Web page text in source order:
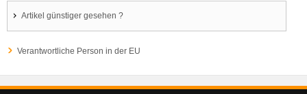
Artikel günstiger gesehen ?
Verantwortliche Person in der EU